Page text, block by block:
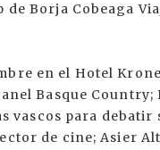
Borja Cobeaga
en el Hotel
Basque Country;
vascos para
de cine; Asier